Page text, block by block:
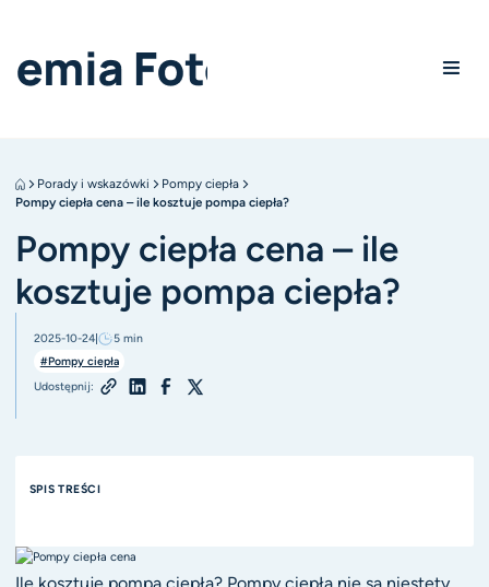
Porady i wskazówki
Pompy ciepła
Pompy ciepła cena – ile kosztuje pompa ciepła?
Pompy ciepła cena – ile
kosztuje pompa ciepła?
2025-10-24 5 min
#Pompy ciepła
Udostępnij:
SPIS TREŚCI